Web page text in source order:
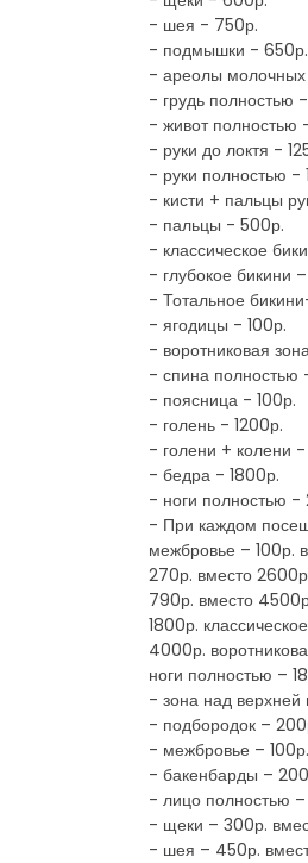
- шея - 750р.
- подмышки - 650р.
- ареолы
- грудь полностью
- живот полностью
- руки до локтя -
- руки полностью -
- кисти + пальцы
- пальцы - 500р.
- классическое
- глубокое бикини –
- Тотальное
- ягодицы - 100р.
- воротниковая
- спина полностью
- поясница - 100р.
- голень - 1200р.
- голени + колени -
- бедра - 1800р.
- ноги полностью -
- При каждом
межбровье – 100р.
270р. вместо
790р. вместо
1800р.
4000р.
ноги полностью –
- зона над верхней
- подбородок –
- межбровье –
- бакенбарды –
- лицо полностью –
- щеки – 300р.
- шея – 450р.